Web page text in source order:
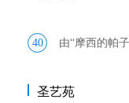
40 由“摩西的帕
圣艺苑